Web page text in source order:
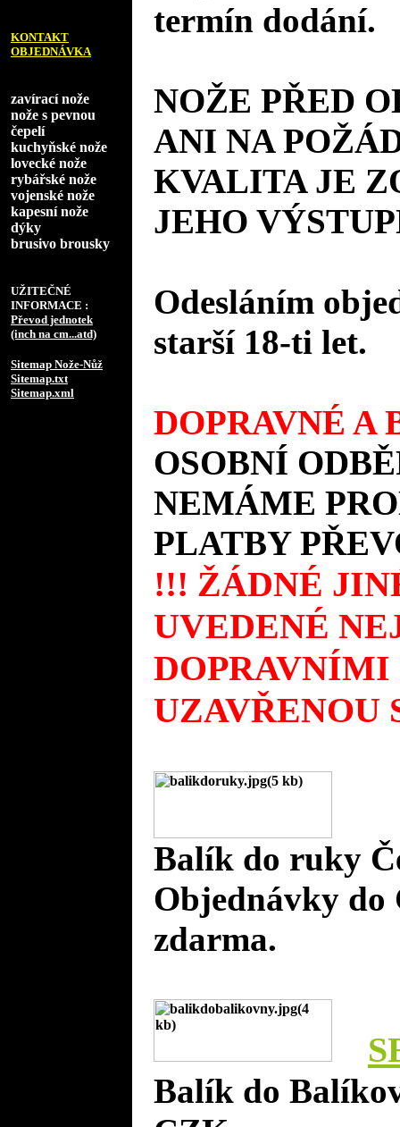
KONTAKT
OBJEDNÁVKA
zavírací nože
nože s pevnou
čepelí
kuchyňské nože
lovecké nože
rybářské nože
vojenské nože
kapesní nože
dýky
brusivo brousky
UŽITEČNÉ
INFORMACE :
Převod jednotek
(inch na cm...atd)
Sitemap Nože-Nůž
Sitemap.txt
Sitemap.xml
termín dodání.
NOŽE PŘED
ANI NA
KVALITA JE
JEHO
Odesláním
starší 18-ti let.
DOPRAVNÉ A
OSOBNÍ
NEMÁME
PLATBY
!!! ŽÁDNÉ
UVEDENÉ
UZAVŘENOU
Balík do ruky
Objednávky do
zdarma.
Balík do